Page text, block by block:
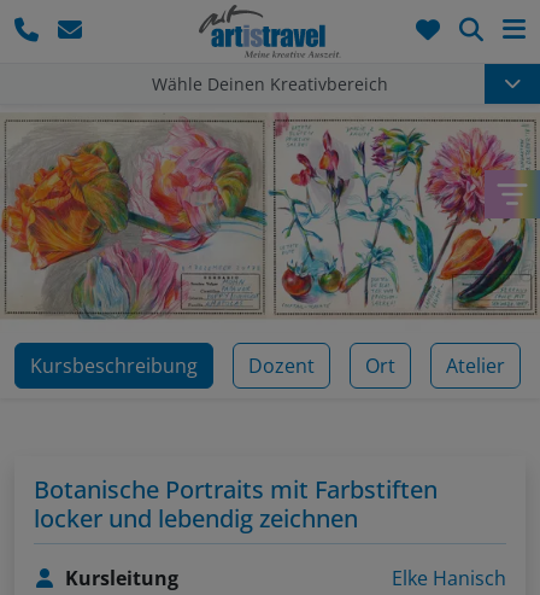
Wähle Deinen Kreativbereich
Kursbeschreibung Dozent Ort Atelier
Botanische Portraits mit Farbstiften
locker und lebendig zeichnen
Kursleitung
Elke Hanisch